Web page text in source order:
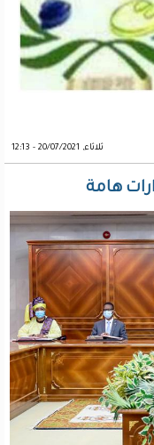
ثلاثاء, 20/07/2021 - 12:13
هامة